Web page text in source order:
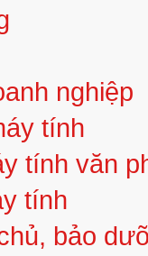
nghiệp
tính
tính văn
tính
bảo